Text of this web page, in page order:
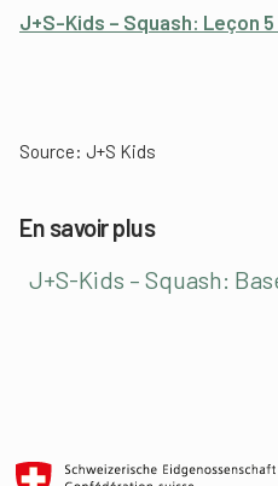
J+S-Kids – Squash: Leçon
Source: J+S Kids
En savoir plus
J+S-Kids – Squash: